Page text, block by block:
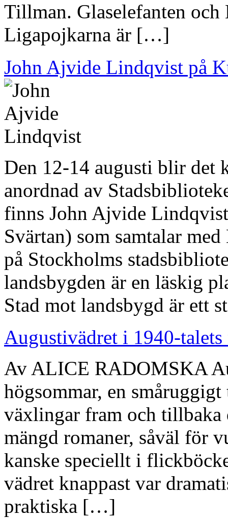
Tillman. Glaselefanten
Ligapojkarna är […]
John Ajvide Lindqvist på
Den 12-14 augusti blir
anordnad av
finns John Ajvide
Svärtan) som samtalar
på Stockholms
landsbygden är en läskig
Stad mot landsbygd är ett
Augustivädret i 1940-
Av ALICE RADOMSKA
högsommar, en
växlingar fram och tillbaka
mängd romaner, såväl för
kanske speciellt i
vädret knappast var
praktiska […]